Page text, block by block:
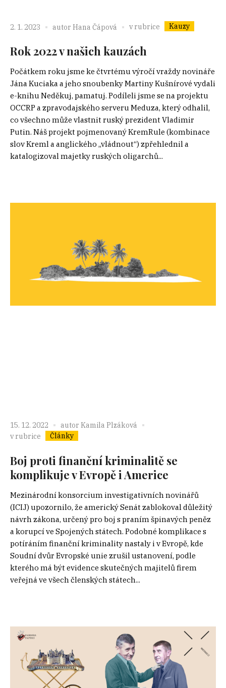
2. 1. 2023 autor Hana Čápová v rubrice Kauzy
Rok 2022 v našich kauzách
Počátkem roku jsme ke čtvrtému výročí vraždy novináře
Jána Kuciaka a jeho snoubenky Martiny Kušnírové vydali
e-knihu Neděkuj, pamatuj. Podíleli jsme se na projektu
OCCRP a zpravodajského serveru Meduza, který odhalil,
co všechno může vlastnit ruský prezident Vladimir
Putin. Náš projekt pojmenovaný KremRule (kombinace
slov Kreml a anglického „vládnout“) zpřehlednil a
katalogizoval majetky ruských oligarchů...
15. 12. 2022 autor Kamila Plzáková
v rubrice
Články
Boj proti finanční kriminalitě se
komplikuje v Evropě i Americe
Mezinárodní konsorcium investigativních novinářů
(ICIJ) upozornilo, že americký Senát zablokoval důležitý
návrh zákona, určený pro boj s praním špinavých peněz
a korupcí ve Spojených státech. Podobné komplikace s
potíráním finanční kriminality nastaly i v Evropě, kde
Soudní dvůr Evropské unie zrušil ustanovení, podle
kterého má být evidence skutečných majitelů firem
veřejná ve všech členských státech...